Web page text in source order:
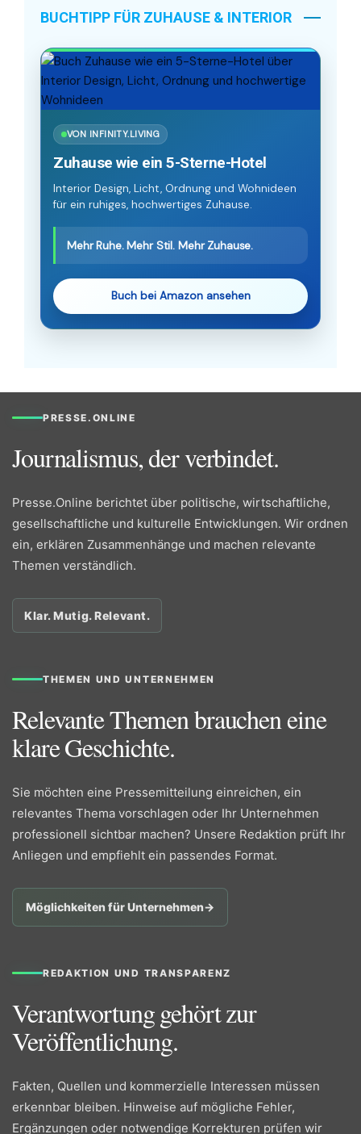
BUCHTIPP FÜR ZUHAUSE & INTERIOR
VON INFINITY.LIVING
Zuhause wie ein 5-Sterne-Hotel
Interior Design, Licht, Ordnung und Wohnideen
für ein ruhiges, hochwertiges Zuhause.
Mehr Ruhe. Mehr Stil. Mehr Zuhause.
Buch bei Amazon ansehen
PRESSE.ONLINE
Journalismus, der verbindet.
Presse.Online berichtet über politische, wirtschaftliche,
gesellschaftliche und kulturelle Entwicklungen. Wir ordnen
ein, erklären Zusammenhänge und machen relevante
Themen verständlich.
Klar. Mutig. Relevant.
THEMEN UND UNTERNEHMEN
Relevante Themen brauchen eine
klare Geschichte.
Sie möchten eine Pressemitteilung einreichen, ein
relevantes Thema vorschlagen oder Ihr Unternehmen
professionell sichtbar machen? Unsere Redaktion prüft Ihr
Anliegen und empfiehlt ein passendes Format.
Möglichkeiten für Unternehmen→
REDAKTION UND TRANSPARENZ
Verantwortung gehört zur
Veröffentlichung.
Fakten, Quellen und kommerzielle Interessen müssen
erkennbar bleiben. Hinweise auf mögliche Fehler,
Ergänzungen oder notwendige Korrekturen prüfen wir